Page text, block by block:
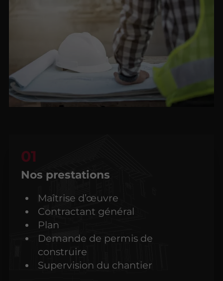
Nos prestations
Maîtrise d’œuvre
Contractant général
Plan
Demande de permis de
construire
Supervision du chantier